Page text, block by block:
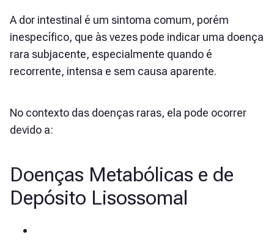
A dor intestinal é um sintoma comum, porém
inespecífico, que às vezes pode indicar uma doença
rara subjacente, especialmente quando é
recorrente, intensa e sem causa aparente.
No contexto das doenças raras, ela pode ocorrer
devido a:
Doenças Metabólicas e de
Depósito Lisossomal